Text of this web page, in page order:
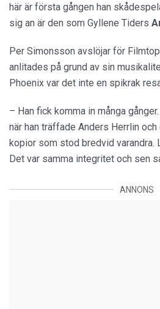
här är första gången han
sig an är den som Gyllene Tiders
Per Simonsson avslöjar för
anlitades på grund av sin
Phoenix var det inte en spikrak
– Han fick komma in många
när han träffade Anders Herrlin
kopior som stod bredvid varandra.
Det var samma integritet och sen
ANNONS